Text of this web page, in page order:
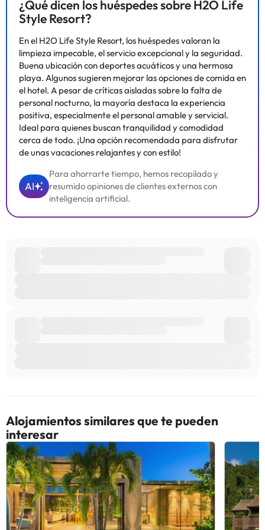
Algunos de los servicios detallados pueden ser de pago. Puedes
consultar sus tarifas directamente en el establecimiento. Toda la
información de esta ficha está sujeta a cambios por parte del
alojamiento. Si tienes dudas, contáctanos.
¿Qué dicen los huéspedes sobre H2O Life
Style Resort?
En el H2O Life Style Resort, los huéspedes valoran la
limpieza impecable, el servicio excepcional y la seguridad.
Buena ubicación con deportes acuáticos y una hermosa
playa. Algunos sugieren mejorar las opciones de comida en
el hotel. A pesar de críticas aisladas sobre la falta de
personal nocturno, la mayoría destaca la experiencia
positiva, especialmente el personal amable y servicial.
Ideal para quienes buscan tranquilidad y comodidad
cerca de todo. ¡Una opción recomendada para disfrutar
de unas vacaciones relajantes y con estilo!
AI
Para ahorrarte tiempo, hemos recopilado y
resumido opiniones de clientes externos con
inteligencia artificial.
Alojamientos similares que te pueden
interesar